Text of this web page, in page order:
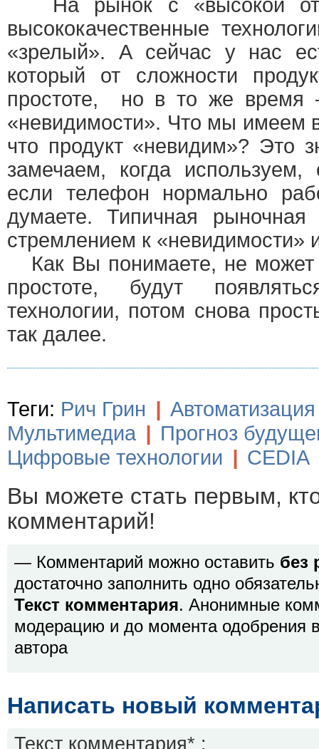
На рынок с «высокой
высококачественные
«зрелый». А сейчас у нас
который от сложности
простоте, но в то же время
«невидимости». Что мы имеем
что продукт «невидим»? Это
замечаем, когда используем,
если телефон нормально
думаете. Типичная рыночная
стремлением к «невидимости»
Как Вы понимаете, не может
простоте, будут
технологии, потом снова
так далее.
Теги: Рич Грин | Автоматизация
Мультимедиа | Прогноз
Цифровые технологии | CEDIA
Вы можете стать первым,
комментарий!
— Комментарий можно оставить без
достаточно заполнить одно
Текст комментария. Анонимные
модерацию и до момента одобрения
автора
Написать новый
Текст комментария* :